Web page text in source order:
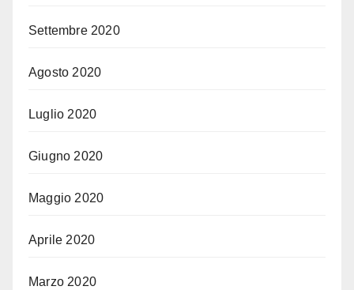
Settembre 2020
Agosto 2020
Luglio 2020
Giugno 2020
Maggio 2020
Aprile 2020
Marzo 2020